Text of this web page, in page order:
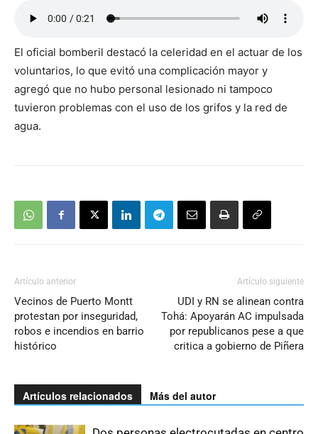
El oficial bomberil destacó la celeridad en el actuar de los
voluntarios, lo que evitó una complicación mayor y
agregó que no hubo personal lesionado ni tampoco
tuvieron problemas con el uso de los grifos y la red de
agua.
Artículo anterior
Vecinos de Puerto Montt
protestan por inseguridad,
robos e incendios en barrio
histórico
Artículo siguiente
UDI y RN se alinean contra
Tohá: Apoyarán AC impulsada
por republicanos pese a que
critica a gobierno de Piñera
Artículos relacionados Más del autor